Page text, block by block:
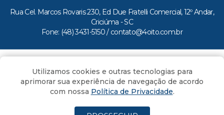
Rua Cel. Marcos Rovaris 230, Ed Due Fratelli Comercial, 12º Andar,
Criciúma - SC
Fone: (48) 3431-5150 / contato@4oito.com.br
Todos os direitos reservados ao Portal 4oito
Utilizamos cookies e outras tecnologias para
aprimorar sua experiência de navegação de acordo
com nossa Política de Privacidade.